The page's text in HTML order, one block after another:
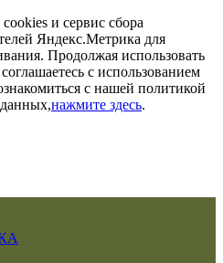
и сервис сбора
Яндекс.Метрика для
Продолжая использовать
с использованием
с нашей политикой
нажмите здесь.